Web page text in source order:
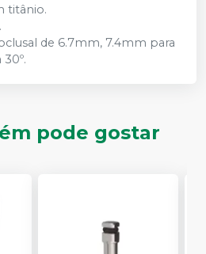
titânio.
de 6.7mm, 7.4mm para
pode gostar